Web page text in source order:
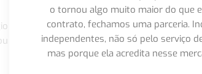
o tornou algo muito maior do que
contrato, fechamos uma parceria.
independentes, não só pelo serviço
mas porque ela acredita nesse